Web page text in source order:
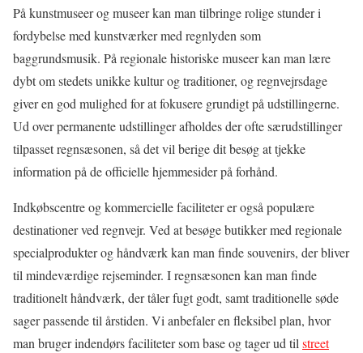
På kunstmuseer og museer kan man tilbringe rolige stunder i
fordybelse med kunstværker med regnlyden som
baggrundsmusik. På regionale historiske museer kan man lære
dybt om stedets unikke kultur og traditioner, og regnvejrsdage
giver en god mulighed for at fokusere grundigt på udstillingerne.
Ud over permanente udstillinger afholdes der ofte særudstillinger
tilpasset regnsæsonen, så det vil berige dit besøg at tjekke
information på de officielle hjemmesider på forhånd.
Indkøbscentre og kommercielle faciliteter er også populære
destinationer ved regnvejr. Ved at besøge butikker med regionale
specialprodukter og håndværk kan man finde souvenirs, der bliver
til mindeværdige rejseminder. I regnsæsonen kan man finde
traditionelt håndværk, der tåler fugt godt, samt traditionelle søde
sager passende til årstiden. Vi anbefaler en fleksibel plan, hvor
man bruger indendørs faciliteter som base og tager ud tilstreet